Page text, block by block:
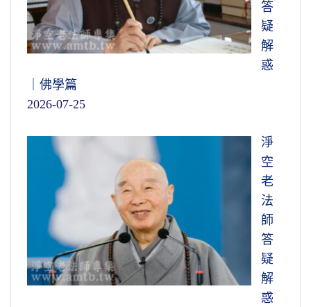
答
疑
解
惑
｜佛學篇
2026-07-25
淨
空
老
法
師
答
疑
解
惑